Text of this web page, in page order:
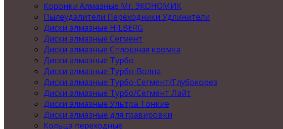
Коронки Алмазные Mr. ЭКОНОМИК
Пылеудалители Переходники Удлинители
Диски алмазные HILBERG
Диски алмазные Сегмент
Диски алмазные Сплошная кромка
Диски алмазные Турбо
Диски алмазные Турбо-Волна
Диски алмазные Турбо-Сегмент/Глубокорез
Диски алмазные Турбо/Сегмент Лайт
Диски алмазные Ультра Тонкие
Диски алмазные для гравировки
Кольца переходные